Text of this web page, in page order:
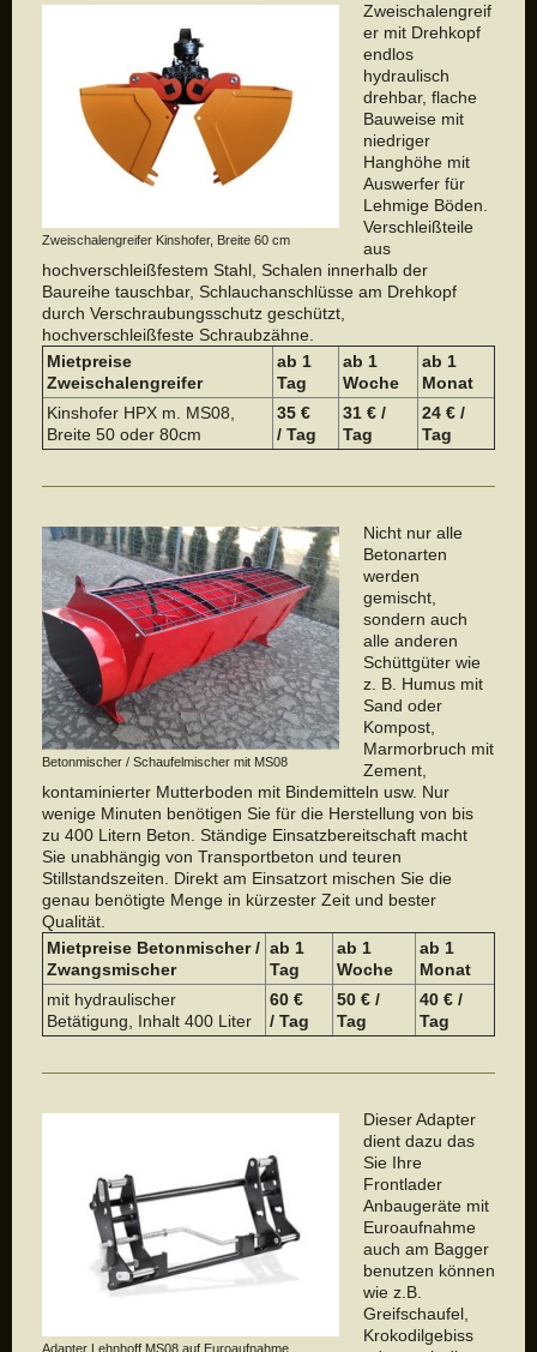
Zweischalengreifer Kinshofer, Breite 60 cm
Zweischalengreif
er mit Drehkopf
endlos
hydraulisch
drehbar, flache
Bauweise mit
niedriger
Hanghöhe mit
Auswerfer für
Lehmige Böden.
Verschleißteile
aus
hochverschleißfestem Stahl, Schalen innerhalb der
Baureihe tauschbar, Schlauchanschlüsse am Drehkopf
durch Verschraubungsschutz geschützt,
hochverschleißfeste Schraubzähne.
Mietpreise
Zweischalengreifer
ab 1
Tag
ab 1
Woche
ab 1
Monat
Kinshofer HPX m. MS08,
Breite 50 oder 80cm
35 €
/ Tag
31 € /
Tag
24 € /
Tag
Betonmischer / Schaufelmischer mit MS08
Nicht nur alle
Betonarten
werden
gemischt,
sondern auch
alle anderen
Schüttgüter wie
z. B. Humus mit
Sand oder
Kompost,
Marmorbruch mit
Zement,
kontaminierter Mutterboden mit Bindemitteln usw. Nur
wenige Minuten benötigen Sie für die Herstellung von bis
zu 400 Litern Beton. Ständige Einsatzbereitschaft macht
Sie unabhängig von Transportbeton und teuren
Stillstandszeiten. Direkt am Einsatzort mischen Sie die
genau benötigte Menge in kürzester Zeit und bester
Qualität.
Mietpreise Betonmischer /
Zwangsmischer
ab 1
Tag
ab 1
Woche
ab 1
Monat
mit hydraulischer
Betätigung, Inhalt 400 Liter
60 €
/ Tag
50 € /
Tag
40 € /
Tag
Adapter Lehnhoff MS08 auf Euroaufnahme
Dieser Adapter
dient dazu das
Sie Ihre
Frontlader
Anbaugeräte mit
Euroaufnahme
auch am Bagger
benutzen können
wie z.B.
Greifschaufel,
Krokodilgebiss